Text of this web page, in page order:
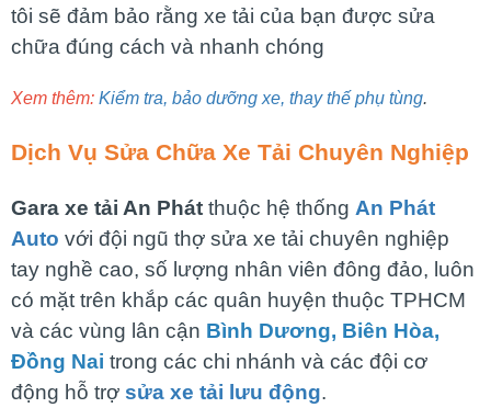
tôi sẽ đảm bảo rằng xe tải của bạn được sửa
chữa đúng cách và nhanh chóng
Xem thêm: Kiểm tra, bảo dưỡng xe, thay thế phụ tùng.
Dịch Vụ Sửa Chữa Xe Tải Chuyên Nghiệp
Gara xe tải An Phát thuộc hệ thống An Phát
Auto với đội ngũ thợ sửa xe tải chuyên nghiệp
tay nghề cao, số lượng nhân viên đông đảo, luôn
có mặt trên khắp các quân huyện thuộc TPHCM
và các vùng lân cận Bình Dương, Biên Hòa,
Đồng Nai trong các chi nhánh và các đội cơ
động hỗ trợ sửa xe tải lưu động.